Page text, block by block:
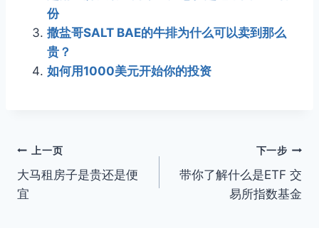
份
撒盐哥SALT BAE的牛排为什么可以卖到那么
贵？
如何用1000美元开始你的投资
文
章
上一页
大马租房子是贵还是便
宜
下一步
带你了解什么是ETF 交
易所指数基金